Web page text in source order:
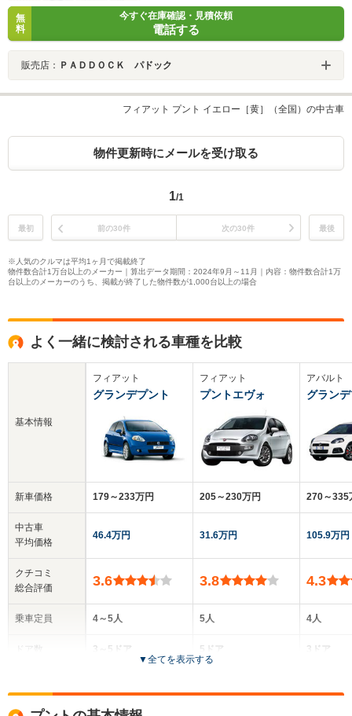
無
料
今すぐ在庫確認・見積依頼
電話する
販売店： ＰＡＤＤＯＣＫ パドック
フィアット プント イエロー［黄］（全国）の中古車
物件更新時にメールを受け取る
1/1
最初 前の30件 次の30件 最後
※人気のクルマは平均1ヶ月で掲載終了
物件数合計1万台以上のメーカー｜算出データ期間：2024年9月～11月｜内容：物件数合計1万
台以上のメーカーのうち、掲載が終了した物件数が1,000台以上の場合
よく一緒に検討される車種を比較
基本情報
新車価格
中古車
平均価格
クチコミ
総合評価
乗車定員
ドア数
フィアット
グランデプント
179～233万円
46.4万円
3.6
4～5人
3～5ドア
全高
フィアット
プントエヴォ
205～230万円
31.6万円
3.8
5人
5ドア
全高
アバルト
グラン
270～335
105.9万円
4.3
4人
3ドア
全
▼全てを表示する